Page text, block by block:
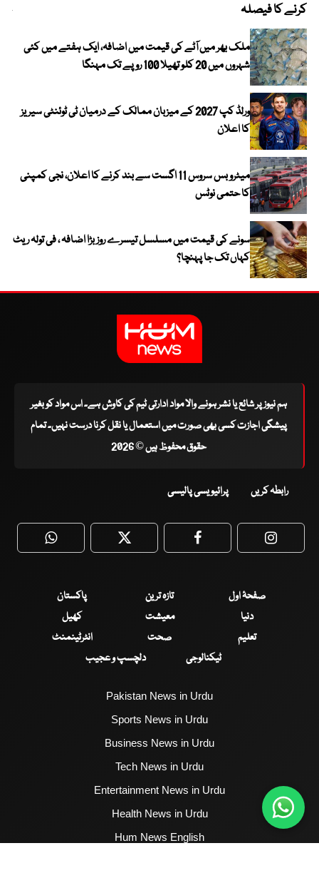
کرنے کا فیصلہ
ملک بھر میں آٹے کی قیمت میں اضافہ، ایک ہفتے میں کئی
شہروں میں 20 کلو تھیلا 100 روپے تک مہنگا
ورلڈ کپ 2027 کے میزبان ممالک کے درمیان ٹی ٹوئنٹی سیریز
کا اعلان
میٹرو بس سروس 11 اگست سے بند کرنے کا اعلان، نجی کمپنی
کا حتمی نوٹس
سونے کی قیمت میں مسلسل تیسرے روز بڑا اضافہ ، فی تولہ ریٹ
کہاں تک جا پہنچا؟
ہم نیوز پر شائع یا نشر ہونے والا مواد ادارتی ٹیم کی کاوش ہے۔ اس مواد کو بغیر
پیشگی اجازت کسی بھی صورت میں استعمال یا نقل کرنا درست نہیں۔ تمام
حقوق محفوظ ہیں © 2026
رابطہ کریں پرائیویسی پالیسی
WhatsApp Twitter Facebook
صفحۂ اول تازہ ترین
پاکستان
دنیا
معیشت
کھیل
تعلیم
صحت
انٹرٹینمنٹ
ٹیکنالوجی
دلچسپ و عجیب
Pakistan News in Urdu
Sports News in Urdu
Business News in Urdu
Tech News in Urdu
Entertainment News in Urdu
Health News in Urdu
Hum News English